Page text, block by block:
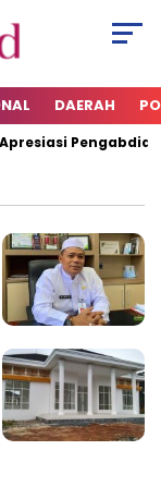
DAERAH
Pengabdian